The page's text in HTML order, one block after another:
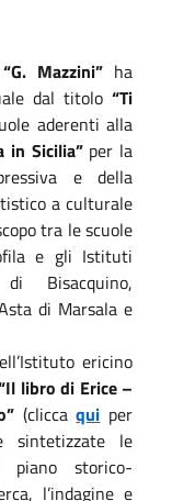
Mazzini” ha
dal titolo “Ti
aderenti alla
in Sicilia”per la
e della
a culturale
tra le scuole
e gli Istituti
Bisacquino,
di Marsala e
ericino
libro di Erice –
(cliccaqui per
sintetizzate le
piano storico-
l’indagine e